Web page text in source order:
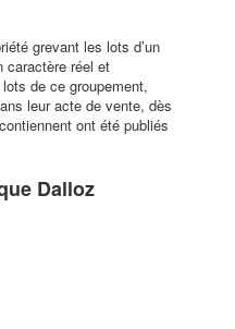
grevant les lots d’un
caractère réel et
de ce groupement,
leur acte de vente, dès
ont été publiés
Dalloz